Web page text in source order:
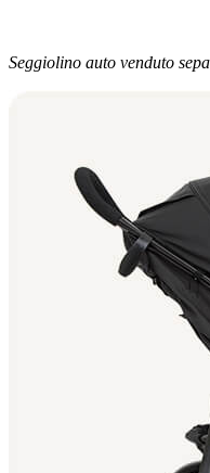
Seggiolino auto venduto